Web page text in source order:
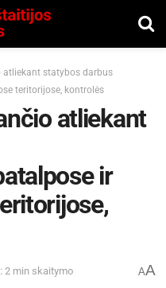
atliekant statybos darbus
teritorijose, kontrolės
atliekant
ir
2 min skaitymo AA